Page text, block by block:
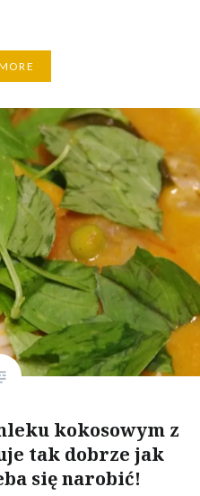
kokosowym z
tak dobrze jak
się narobić!